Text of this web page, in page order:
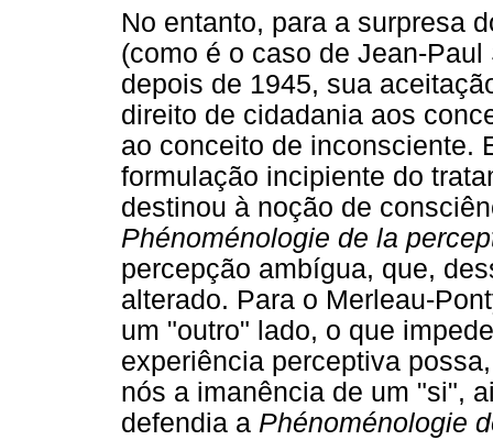
No entanto, para a surpresa
(como é o caso de Jean-
depois de 1945, sua
direito de cidadania aos
ao conceito de inconsciente.
formulação incipiente do
destinou à noção de
Phénoménologie de la
percepção ambígua, que,
alterado. Para o Merleau-
um "outro" lado, o que
experiência perceptiva
nós a imanência de um "si",
defendia a Phénoménologie